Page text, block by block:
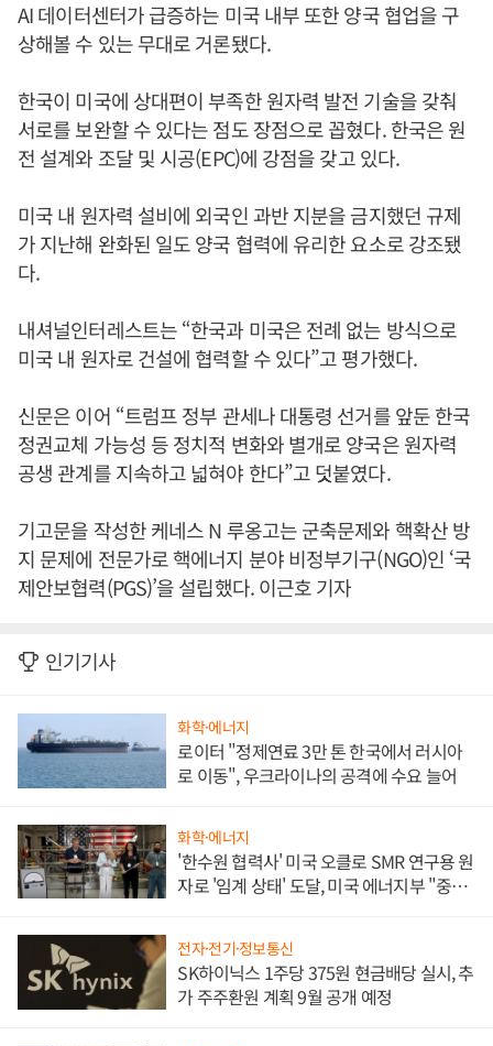
AI 데이터센터가 급증하는 미국 내부 또한 양국 협업을 구
상해볼 수 있는 무대로 거론됐다.
한국이 미국에 상대편이 부족한 원자력 발전 기술을 갖춰
서로를 보완할 수 있다는 점도 장점으로 꼽혔다. 한국은 원
전 설계와 조달 및 시공(EPC)에 강점을 갖고 있다.
미국 내 원자력 설비에 외국인 과반 지분을 금지했던 규제
가 지난해 완화된 일도 양국 협력에 유리한 요소로 강조됐
다.
내셔널인터레스트는 “한국과 미국은 전례 없는 방식으로
미국 내 원자로 건설에 협력할 수 있다”고 평가했다.
신문은 이어 “트럼프 정부 관세나 대통령 선거를 앞둔 한국
정권교체 가능성 등 정치적 변화와 별개로 양국은 원자력
공생 관계를 지속하고 넓혀야 한다”고 덧붙였다.
기고문을 작성한 케네스 N 루옹고는 군축문제와 핵확산 방
지 문제에 전문가로 핵에너지 분야 비정부기구(NGO)인 ‘국
제안보협력(PGS)’을 설립했다. 이근호 기자
인기기사
화학·에너지
로이터 "정제연료 3만 톤 한국에서 러시아
로 이동", 우크라이나의 공격에 수요 늘어
화학·에너지
'한수원 협력사' 미국 오클로 SMR 연구용 원
자로 '임계 상태' 도달, 미국 에너지부 "중요
전자·전기·정보통신
SK하이닉스 1주당 375원 현금배당 실시, 추
가 주주환원 계획 9월 공개 예정